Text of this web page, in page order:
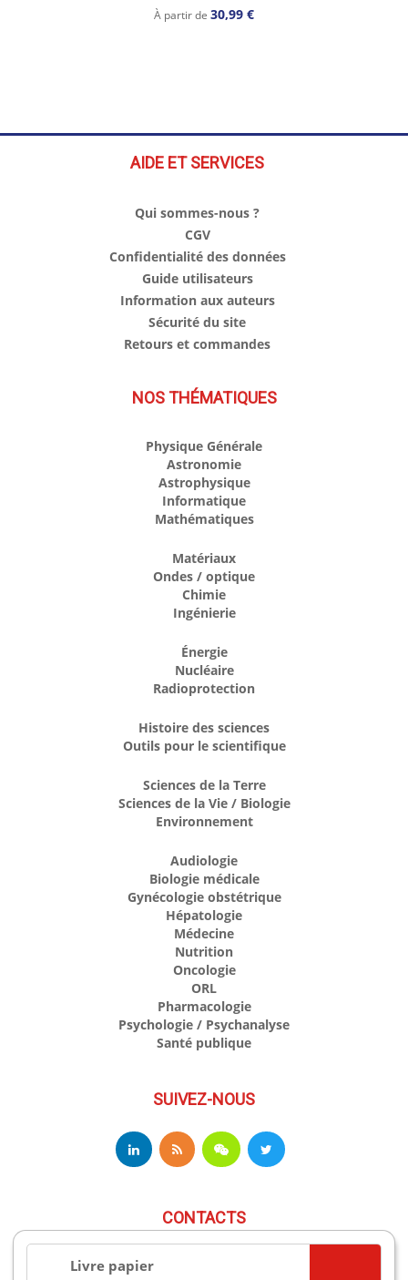
Livre papier
À partir de 30,99 €
AIDE ET SERVICES
Qui sommes-nous ?
CGV
Confidentialité des données
Guide utilisateurs
Information aux auteurs
Sécurité du site
Retours et commandes
NOS THÉMATIQUES
Physique Générale
Astronomie
Astrophysique
Informatique
Mathématiques
Matériaux
Ondes / optique
Chimie
Ingénierie
Énergie
Nucléaire
Radioprotection
Histoire des sciences
Outils pour le scientifique
Sciences de la Terre
Sciences de la Vie / Biologie
Environnement
Audiologie
Biologie médicale
Gynécologie obstétrique
Hépatologie
Médecine
Nutrition
Oncologie
ORL
Pharmacologie
Psychologie / Psychanalyse
Santé publique
SUIVEZ-NOUS
CONTACTS